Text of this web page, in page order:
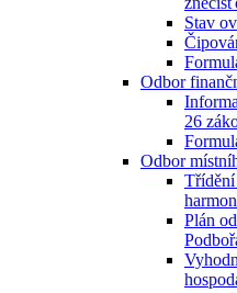
Stav
Odbor
26
Odbor
Třídění
Plán